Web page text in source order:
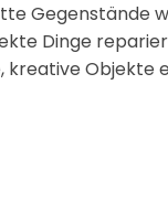
Gegenstände
Dinge
kreative Objekte